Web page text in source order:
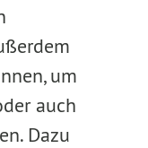
um
auch
Dazu